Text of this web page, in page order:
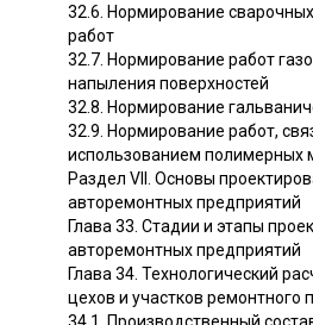
32.6. Нормирование
работ
32.7. Нормирование работ
напыления поверхностей
32.8. Нормирование
32.9. Нормирование работ,
использованием полимерных
Раздел VII. Основы
авторемонтных предприятий
Глава 33. Стадии и этапы
авторемонтных предприятий
Глава 34. Технологический
цехов и участков ремонтного